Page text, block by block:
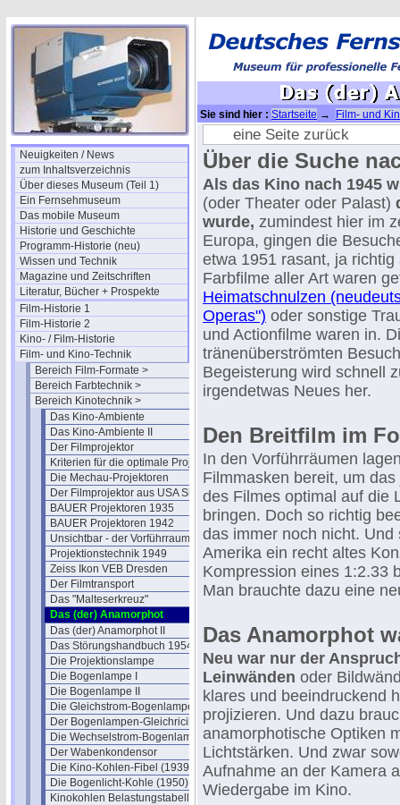
Neuigkeiten / News
zum Inhaltsverzeichnis
Über dieses Museum (Teil 1)
Ein Fernsehmuseum
Das mobile Museum
Historie und Geschichte
Programm-Historie (neu)
Wissen und Technik
Magazine und Zeitschriften
Literatur, Bücher + Prospekte
Film-Historie 1
Film-Historie 2
Kino- / Film-Historie
Film- und Kino-Technik
Bereich Film-Formate >
Bereich Farbtechnik >
Bereich Kinotechnik >
Das Kino-Ambiente
Das Kino-Ambiente II
Der Filmprojektor
Kriterien für die optimale Projektion
Die Mechau-Projektoren
Der Filmprojektor aus USA Sicht
BAUER Projektoren 1935
BAUER Projektoren 1942
Unsichtbar - der Vorführraum
Projektionstechnik 1949
Zeiss Ikon VEB Dresden
Der Filmtransport
Das "Malteserkreuz"
Das (der) Anamorphot
Das (der) Anamorphot II
Das Störungshandbuch 1954
Die Projektionslampe
Die Bogenlampe I
Die Bogenlampe II
Die Gleichstrom-Bogenlampe
Der Bogenlampen-Gleichricihter
Die Wechselstrom-Bogenlampe
Der Wabenkondensor
Die Kino-Kohlen-Fibel (1939)
Die Bogenlicht-Kohle (1950)
Kinokohlen Belastungstabelle 1951
Sie sind hier : Startseite → Film- und
eine Seite zurück
Über die Suche
Als das Kino nach 1945
(oder Theater oder Palast)
wurde, zumindest hier im
Europa, gingen die
etwa 1951 rasant, ja richtig
Farbfilme aller Art waren
Heimatschnulzen
Operas") oder sonstige
und Actionfilme waren in.
tränenüberströmten
Begeisterung wird schnell
irgendetwas Neues her.
Den Breitfilm im
In den Vorführräumen
Filmmasken bereit, um
des Filmes optimal auf die
bringen. Doch so richtig
das immer noch nicht. Und
Amerika ein recht altes
Kompression eines 1:2.33
Man brauchte dazu eine
Das Anamorphot
Neu war nur der
Leinwänden oder
klares und beeindruckend
projizieren. Und dazu
anamorphotische Optiken
Lichtstärken. Und zwar
Aufnahme an der Kamera
Wiedergabe im Kino.